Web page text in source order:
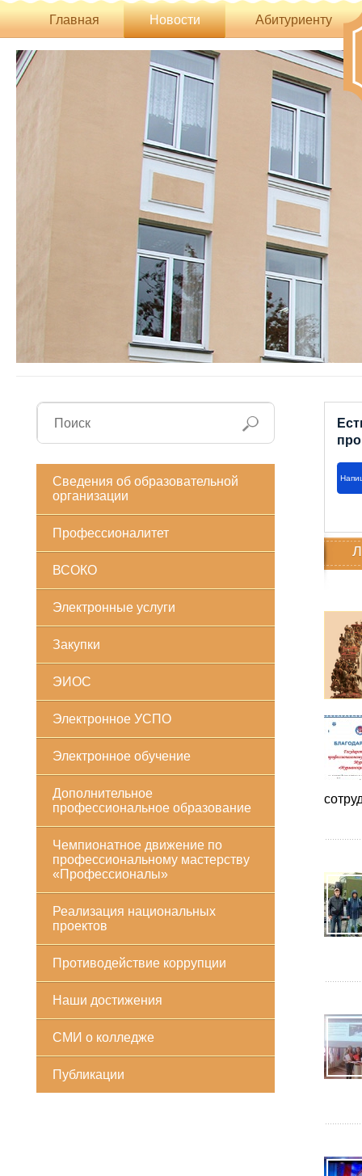
Главная Новости Абитуриенту
Сведения об образовательной
организации
Профессионалитет
ВСОКО
Электронные услуги
Закупки
ЭИОС
Электронное УСПО
Электронное обучение
Дополнительное
профессиональное образование
Чемпионатное движение по
профессиональному мастерству
«Профессионалы»
Реализация национальных
проектов
Противодействие коррупции
Наши достижения
СМИ о колледже
Публикации